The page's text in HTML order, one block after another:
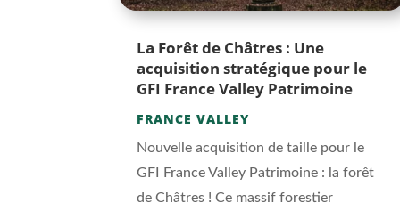
La Forêt de Châtres : Une
acquisition stratégique pour le
GFI France Valley Patrimoine
FRANCE VALLEY
Nouvelle acquisition de taille pour le
GFI France Valley Patrimoine : la forêt
de Châtres ! Ce massif forestier